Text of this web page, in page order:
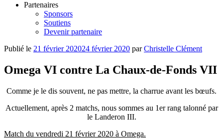
Partenaires
Sponsors
Soutiens
Devenir partenaire
Publié le 21 février 202024 février 2020 parChristelle Clément
Omega VI contre La Chaux-de-Fonds VII
Comme je le dis souvent, ne pas mettre, la charrue avant les bœufs.
Actuellement, après 2 matchs, nous sommes au 1er rang talonné par
le Landeron III.
Match du vendredi 21 février 2020 à Omega.